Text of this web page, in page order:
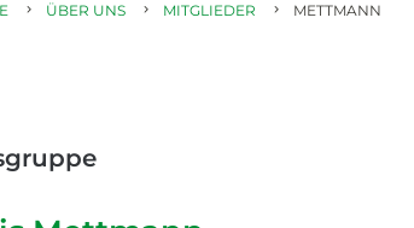
ÜBER UNS MITGLIEDER METTMANN